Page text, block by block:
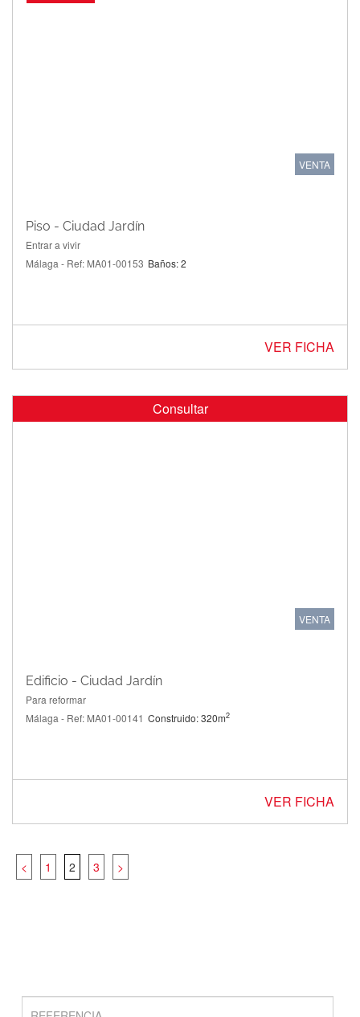
VENTA
Piso - Ciudad Jardín
Entrar a vivir
Málaga - Ref: MA01-00153 Baños: 2
VER FICHA
Consultar
VENTA
Edificio - Ciudad Jardín
Para reformar
Málaga - Ref: MA01-00141 Construido: 320m2
VER FICHA
< 1 2 3 >